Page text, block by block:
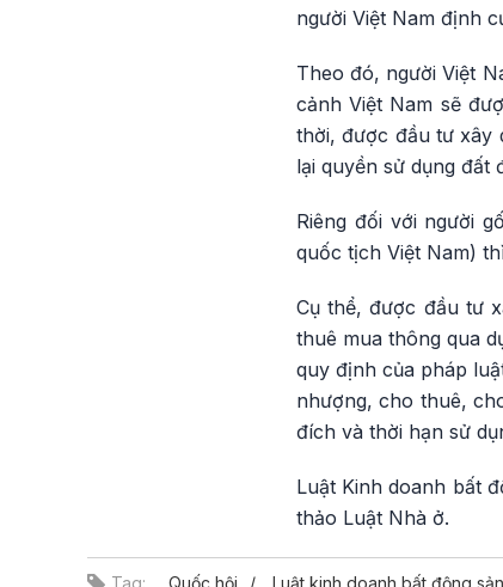
người Việt Nam định
Theo đó, người Việt
cảnh Việt Nam sẽ
thời, được đầu tư xây
lại quyền sử dụng đất
Riêng đối với người
quốc tịch Việt Nam)
Cụ thể, được đầu tư
thuê mua thông qua
quy định của pháp
nhượng, cho thuê,
đích và thời hạn sử
Luật Kinh doanh bất
thảo Luật Nhà ở.
Tag: Quốc hội Luật kinh doanh bất động